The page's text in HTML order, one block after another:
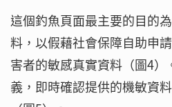
這個釣魚頁面最主要的目的
料，以假藉社會保障自助申
害者的敏感真實資料（圖4）
義，即時確認提供的機敏資